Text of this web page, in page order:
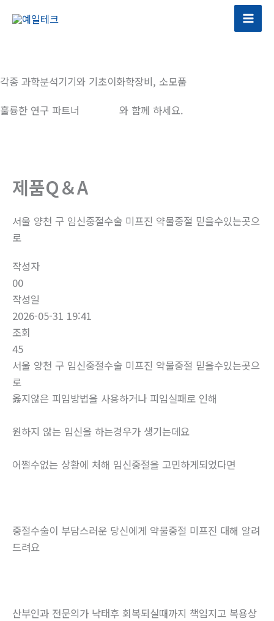
건
너
뛰
각종 과학분석기기와 기초이화학장비, 소모품
훌륭한 연구 파트너
와 함께 하세요.
제품Q＆A
서울 양천 구 임신중절수술 미프진 약물중절 믿을수있는곳으
로
작성자
00
작성일
2026-05-31 19:41
조회
45
서울 양천 구 임신중절수술 미프진 약물중절 믿을수있는곳으
로
옳지않은 피임방법을 사용하거나 피임실패로 인해
원하지 않는 임신을 하는경우가 생기는데요
어쩔수없는 상황에 처해 임신중절을 고민하게되었다면
중절수술이 부담스러운 당신에게 약물중절 미프진 대해 알려
드려요
산부인과 전문의가 낙태후 회복되실때까지 책임지고 복용상